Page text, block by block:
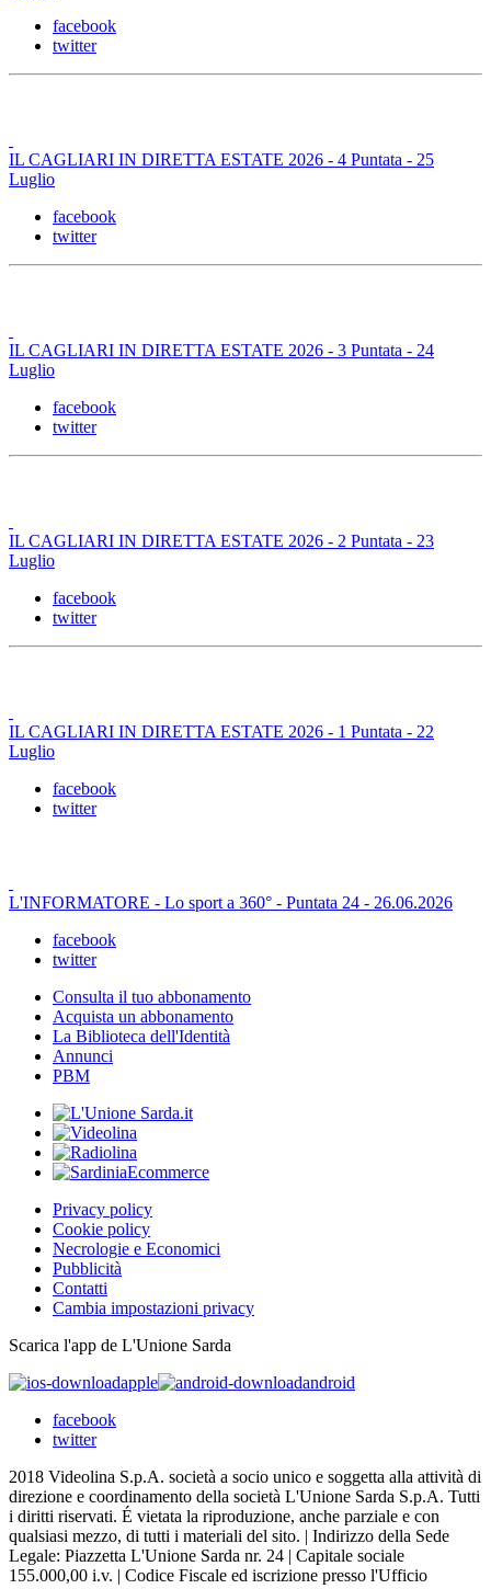
facebook
twitter
IL CAGLIARI IN DIRETTA ESTATE 2026 - 4 Puntata - 25
Luglio
facebook
twitter
IL CAGLIARI IN DIRETTA ESTATE 2026 - 3 Puntata - 24
Luglio
facebook
twitter
IL CAGLIARI IN DIRETTA ESTATE 2026 - 2 Puntata - 23
Luglio
facebook
twitter
IL CAGLIARI IN DIRETTA ESTATE 2026 - 1 Puntata - 22
Luglio
facebook
twitter
L'INFORMATORE - Lo sport a 360° - Puntata 24 - 26.06.2026
facebook
twitter
Consulta il tuo abbonamento
Acquista un abbonamento
La Biblioteca dell'Identità
Annunci
PBM
Privacy policy
Cookie policy
Necrologie e Economici
Pubblicità
Contatti
Cambia impostazioni privacy
Scarica l'app de L'Unione Sarda
apple
android
facebook
twitter
2018 Videolina S.p.A. società a socio unico e soggetta alla attività di
direzione e coordinamento della società L'Unione Sarda S.p.A. Tutti
i diritti riservati. É vietata la riproduzione, anche parziale e con
qualsiasi mezzo, di tutti i materiali del sito. | Indirizzo della Sede
Legale: Piazzetta L'Unione Sarda nr. 24 | Capitale sociale
155.000,00 i.v. | Codice Fiscale ed iscrizione presso l'Ufficio